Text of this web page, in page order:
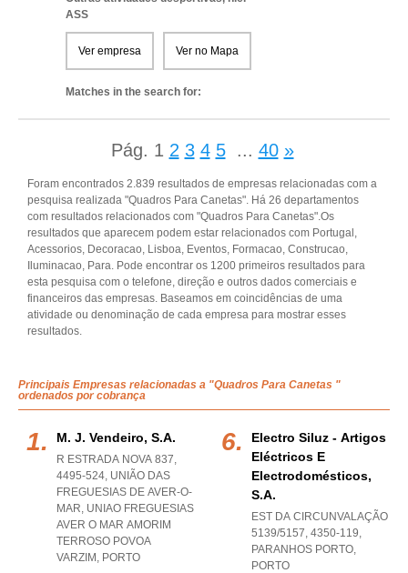
ASS
Ver empresa Ver no Mapa
Matches in the search for:
Pág. 1 2 3 4 5 ... 40 »
Foram encontrados 2.839 resultados de empresas relacionadas com a
pesquisa realizada "Quadros Para Canetas". Há 26 departamentos
com resultados relacionados com "Quadros Para Canetas".Os
resultados que aparecem podem estar relacionados com Portugal,
Acessorios, Decoracao, Lisboa, Eventos, Formacao, Construcao,
Iluminacao, Para. Pode encontrar os 1200 primeiros resultados para
esta pesquisa com o telefone, direção e outros dados comerciais e
financeiros das empresas. Baseamos em coincidências de uma
atividade ou denominação de cada empresa para mostrar esses
resultados.
Principais Empresas relacionadas a "Quadros Para Canetas "
ordenados por cobrança
M. J. Vendeiro, S.a.
R ESTRADA NOVA 837,
4495-524, UNIÃO DAS
FREGUESIAS DE AVER-O-
MAR, UNIAO FREGUESIAS
AVER O MAR AMORIM
TERROSO POVOA
VARZIM , PORTO
Electro Siluz - Artigos
Eléctricos E
Electrodomésticos,
S.a.
EST DA CIRCUNVALAÇÃO
5139/5157, 4350-119,
PARANHOS PORTO,
PORTO